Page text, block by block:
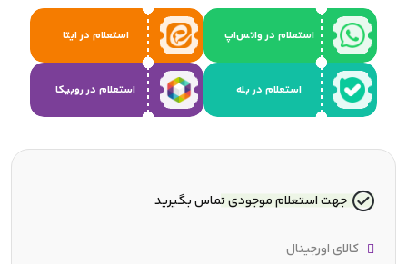
استعلام در واتس‌اپ استعلام در ایتا
استعلام در بله استعلام در روبیکا
جهت استعلام موجودی تماس بگیرید
کالای اورجینال